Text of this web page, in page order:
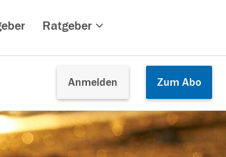
Ratgeber
Anmelden Zum Abo